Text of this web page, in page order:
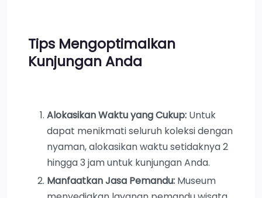
Tips Mengoptimalkan
Kunjungan Anda
Alokasikan Waktu yang Cukup: Untuk
dapat menikmati seluruh koleksi dengan
nyaman, alokasikan waktu setidaknya 2
hingga 3 jam untuk kunjungan Anda.
Manfaatkan Jasa Pemandu: Museum